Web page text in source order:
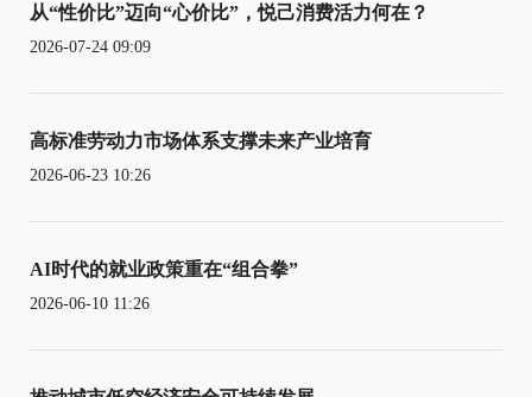
从“性价比”迈向“心价比”，悦己消费活力何在？
2026-07-24 09:09
高标准劳动力市场体系支撑未来产业培育
2026-06-23 10:26
AI时代的就业政策重在“组合拳”
2026-06-10 11:26